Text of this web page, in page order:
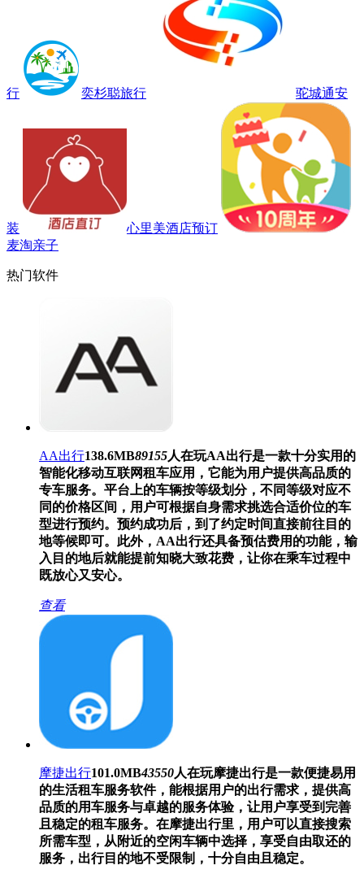
行 奕杉聪旅行 驼城通安
装
心里美酒店预订
麦淘亲子
热门软件
AA出行138.6MB89155人在玩AA出行是一款十分实用的
智能化移动互联网租车应用，它能为用户提供高品质的
专车服务。平台上的车辆按等级划分，不同等级对应不
同的价格区间，用户可根据自身需求挑选合适价位的车
型进行预约。预约成功后，到了约定时间直接前往目的
地等候即可。此外，AA出行还具备预估费用的功能，输
入目的地后就能提前知晓大致花费，让你在乘车过程中
既放心又安心。
查看
摩捷出行101.0MB43550人在玩摩捷出行是一款便捷易用
的生活租车服务软件，能根据用户的出行需求，提供高
品质的用车服务与卓越的服务体验，让用户享受到完善
且稳定的租车服务。在摩捷出行里，用户可以直接搜索
所需车型，从附近的空闲车辆中选择，享受自由取还的
服务，出行目的地不受限制，十分自由且稳定。